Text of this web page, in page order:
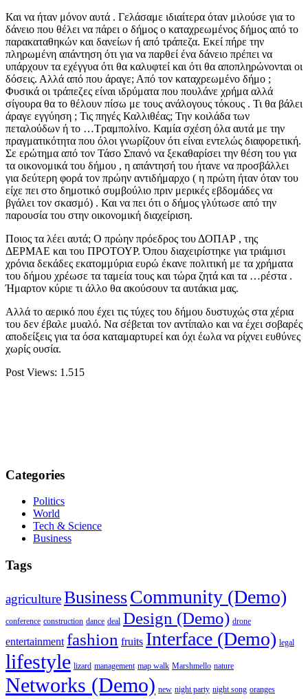
Και να ήταν μόνον αυτά . Γελάσαμε ιδιαίτερα όταν μιλούσε για το
δάνειο που θέλει να πάρει ο δήμος ο καταχρεωμένος δήμος από το
παρακαταθηκών και δανείων ή από τράπεζα. Εκεί πήρε την
πληρωμένη απάντηση ότι για να παρθεί ένα δάνειο πρέπει να
υπάρχουν τα εχέγγυα ότι θα καλυφτεί και ότι θα αποπληρώνονται οι
δόσεις. Αλλά από που άραγε; Από τον καταχρεωμένο δήμο ;
Φυσικά οι τράπεζες είναι ιδρύματα που πουλάνε χρήμα αλλά
σίγουρα θα το θέλουν πίσω με τους ανάλογους τόκους . Τι θα βάλει
άραγε εγγύηση ; Τις πηγές Καλλιθέας; Την κοιλάδα των
πεταλούδων ή το …Τραμπολίνο. Καμία σχέση όλα αυτά με την
πραγματικότητα που όλοι γνωρίζουν ότι είναι εντελώς διαφορετική.
Σε ερώτημα από τον Τάσο Σπανό να ξεκαθαρίσει την θέση του για
τα οικονομικά του δήμου , η απάντησή του ήτανε να προσβάλλει
για δεύτερη φορά τον πρώην αντιδήμαρχο ( η πρώτη ήταν όταν του
είχε πει στο δημοτικό συμβούλιο πριν μερικές εβδομάδες να
βγάλει τον σκασμό) . Και να πει ότι ο δήμος γλύτωσε από την
παρουσία του στην οικονομική διαχείριση.
Ποιος τα λέει αυτά; Ο πρώην πρόεδρος του ΔΟΠΑΡ , της
ΔΕΡΜΑΕ και του ΠΡΟΤΟΥΡ. Όπου διαχειρίστηκε για τριάμισι
χρόνια δεκάδες εκατομμύρια ευρώ έκανε πολιτική με τα χρήματα
του δήμου χρέωσε τα ταμεία τους και τώρα ζητά και τα …ρέστα .
Ήμαρτον κύριε τι άλλο θα ακούσουν τα αυτάκια μας.
Αλλά το αερικό που έχει τις τύχες του δήμου δυστυχώς στα χέρια
του δεν έβαλε μυαλό. Να σέβεται τον αντίπαλο και να έχει σοβαρές
αποδείξεις για τα όσα καταμαρτυρεί και όχι έωλα να ρίχνει ευθύνες
χωρίς ουσία.
Post Views: 1.515
Categories
Politics
World
Tech & Science
Business
Tags
agricultureBusinessCommunity (Demo)
conference construction dance deal Design (Demo) drone
entertainment fashion fruits Interface (Demo) legal
lifestyle lizard management map walk Marshmello nature
Networks (Demo) new night party night song oranges